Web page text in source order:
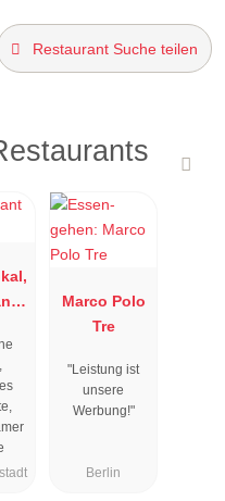
Restaurant Suche teilen
"
Marco Polo
Tre
"Leistung ist
unsere
Werbung!"
Berlin